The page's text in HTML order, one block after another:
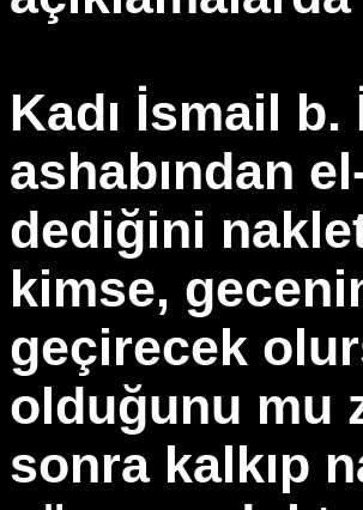
Kadı İsmail
ashabından
dediğini
kimse,
geçirecek
olduğunu mu
sonra kalkıp